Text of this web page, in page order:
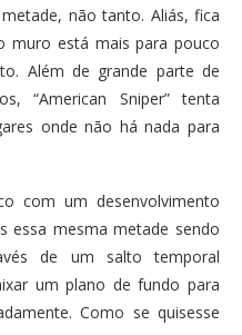
não tanto. Aliás, fica
muro está mais para pouco
Além de grande parte de
“American Sniper” tenta
onde não há nada para
com um desenvolvimento
essa mesma metade sendo
de um salto temporal
um plano de fundo para
Como se quisesse